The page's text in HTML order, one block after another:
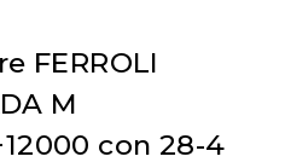
FERROLI
M
con 28-4